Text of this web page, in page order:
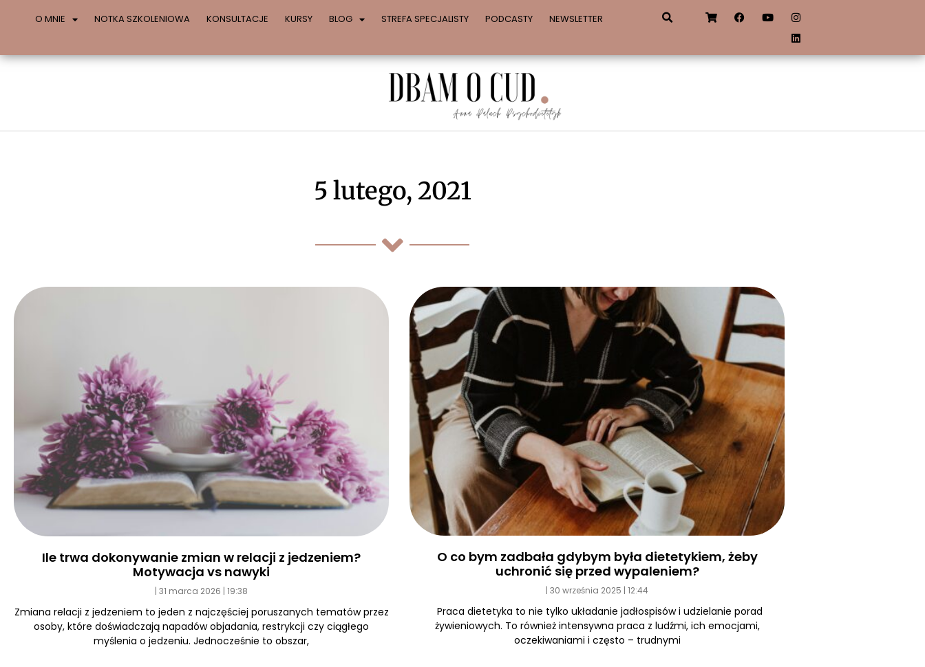
O MNIE NOTKA SZKOLENIOWA KONSULTACJE KURSY BLOG STREFA SPECJALISTY PODCASTY NEWSLETTER
5 lutego, 2021
Ile trwa dokonywanie zmian w relacji z jedzeniem?
Motywacja vs nawyki
31 marca 2026 19:38
Zmiana relacji z jedzeniem to jeden z najczęściej poruszanych tematów przez
osoby, które doświadczają napadów objadania, restrykcji czy ciągłego
myślenia o jedzeniu. Jednocześnie to obszar,
O co bym zadbała gdybym była dietetykiem, żeby
uchronić się przed wypaleniem?
30 września 2025 12:44
Praca dietetyka to nie tylko układanie jadłospisów i udzielanie porad
żywieniowych. To również intensywna praca z ludźmi, ich emocjami,
oczekiwaniami i często – trudnymi